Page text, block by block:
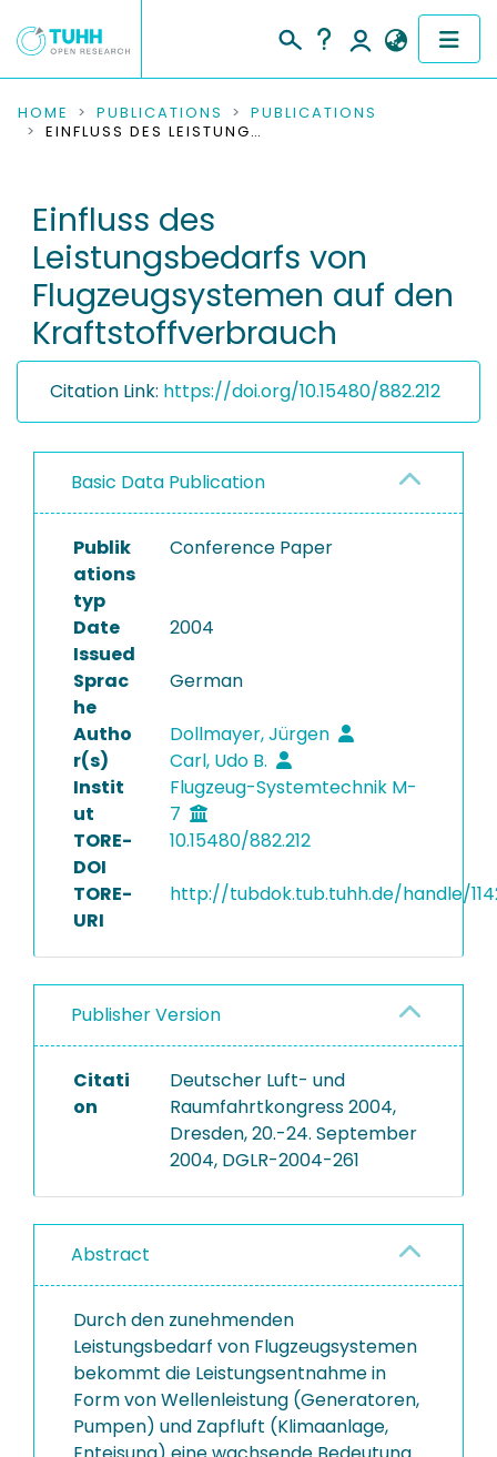
COMMUNITIES & COLLECTIONS
RESEARCH DATA
PEOPLE
INSTITUTIONS
HOME PUBLICATIONS
PUBLICATIONS
EINFLUSS DES LEISTUNGSBEDARFS VON FLUGZEUGSYSTEMEN AUF DEN KRAFTSTOFFVERBRAUCH
Einfluss des
Leistungsbedarfs von
Flugzeugsystemen auf den
Kraftstoffverbrauch
Citation Link: https://doi.org/10.15480/882.212
Basic Data Publication
Publik
ations
typ
Conference Paper
Date
Issued
2004
Sprac
he
German
Autho
r(s)
Dollmayer, Jürgen
Carl, Udo B.
Instit
ut
Flugzeug-Systemtechnik M-
7
TORE-
DOI
10.15480/882.212
TORE-
URI
http://tubdok.tub.tuhh.de/handle/
Publisher Version
Citati
on
Deutscher Luft- und
Raumfahrtkongress 2004,
Dresden, 20.-24. September
2004, DGLR-2004-261
Abstract
Durch den zunehmenden
Leistungsbedarf von Flugzeugsystemen
bekommt die Leistungsentnahme in
Form von Wellenleistung (Generatoren,
Pumpen) und Zapfluft (Klimaanlage,